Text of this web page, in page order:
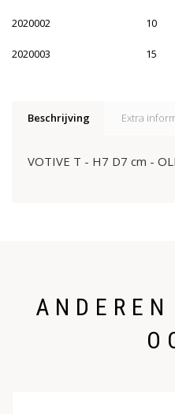
2020002 10
2020003 15
Beschrijving Extra
VOTIVE T - H7 D7 cm -